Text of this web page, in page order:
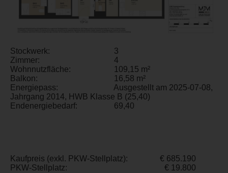
Stockwerk:
3
Zimmer:
4
Wohnnutzfläche:
109,15 m²
Balkon:
16,58 m²
Energiepass:
Ausgestellt am 2025-07-08,
Jahrgang 2014, HWB Klasse B (25,40)
Endenergiebedarf:
69,40
Kaufpreis (exkl. PKW-Stellplatz):
€ 685.190
PKW-Stellplatz:
€ 19.800